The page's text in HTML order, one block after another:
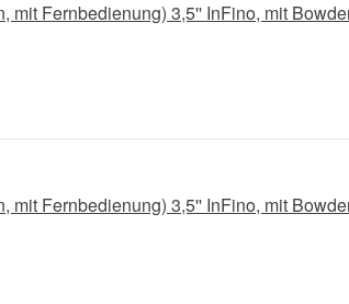
Fernbedienung) 3,5'' InFino, mit
Fernbedienung) 3,5'' InFino, mit